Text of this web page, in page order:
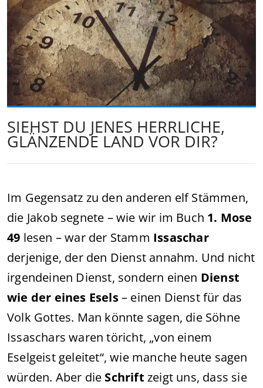
SIEHST DU JENES HERRLICHE,
GLÄNZENDE LAND VOR DIR?
Im Gegensatz zu den anderen elf Stämmen,
die Jakob segnete – wie wir im Buch 1. Mose
49 lesen – war der Stamm Issaschar
derjenige, der den Dienst annahm. Und nicht
irgendeinen Dienst, sondern einen Dienst
wie der eines Esels– einen Dienst für das
Volk Gottes. Man könnte sagen, die Söhne
Issaschars waren töricht, „von einem
Eselgeist geleitet“, wie manche heute sagen
würden. Aber die Schrift zeigt uns, dass sie